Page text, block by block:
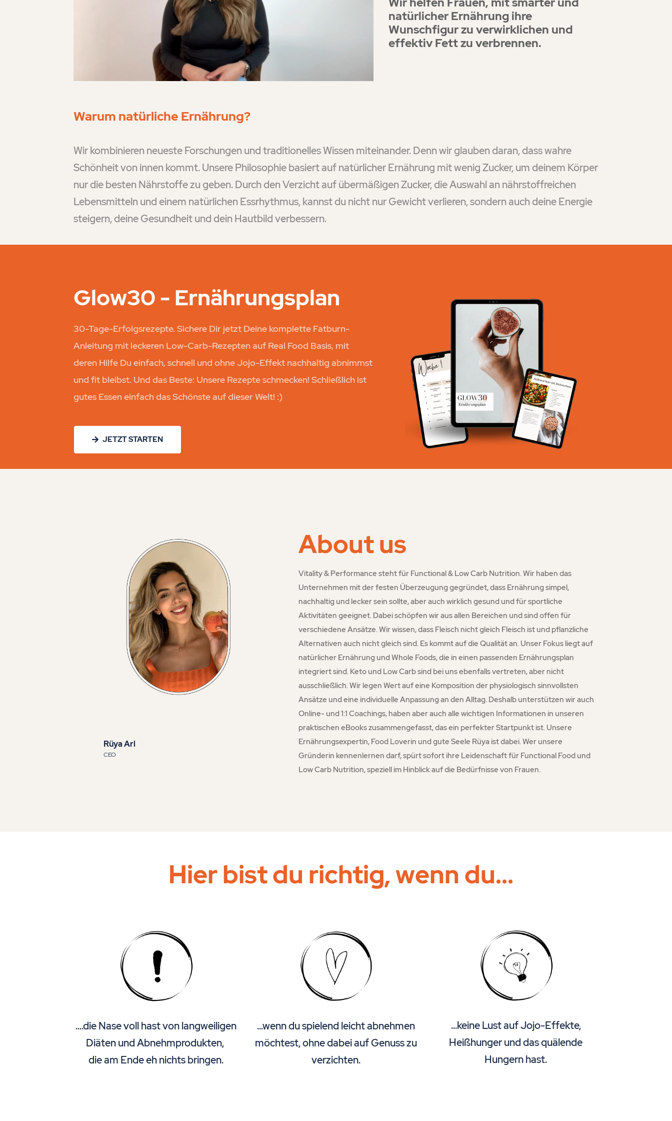
natürlicher Ernährung ihre
Wunschfigur zu verwirklichen und
effektiv Fett zu verbrennen.
Warum natürliche Ernährung?
Wir kombinieren neueste Forschungen und traditionelles Wissen miteinander. Denn wir glauben daran, dass wahre
Schönheit von innen kommt. Unsere Philosophie basiert auf natürlicher Ernährung mit wenig Zucker, um deinem Körper
nur die besten Nährstoffe zu geben. Durch den Verzicht auf übermäßigen Zucker, die Auswahl an nährstoffreichen
Lebensmitteln und einem natürlichen Essrhythmus, kannst du nicht nur Gewicht verlieren, sondern auch deine Energie
steigern, deine Gesundheit und dein Hautbild verbessern.
Glow30 - Ernährungsplan
30-Tage-Erfolgsrezepte. Sichere Dir jetzt Deine komplette Fatburn-
Anleitung mit leckeren Low-Carb-Rezepten auf Real Food Basis, mit
deren Hilfe Du einfach, schnell und ohne Jojo-Effekt nachhaltig abnimmst
und fit bleibst. Und das Beste: Unsere Rezepte schmecken! Schließlich ist
gutes Essen einfach das Schönste auf dieser Welt! :)
JETZT STARTEN
Rüya Ari
CEO
About us
Vitality & Performance steht für Functional & Low Carb Nutrition. Wir haben das
Unternehmen mit der festen Überzeugung gegründet, dass Ernährung simpel,
nachhaltig und lecker sein sollte, aber auch wirklich gesund und für sportliche
Aktivitäten geeignet. Dabei schöpfen wir aus allen Bereichen und sind offen für
verschiedene Ansätze. Wir wissen, dass Fleisch nicht gleich Fleisch ist und pflanzliche
Alternativen auch nicht gleich sind. Es kommt auf die Qualität an. Unser Fokus liegt auf
natürlicher Ernährung und Whole Foods, die in einen passenden Ernährungsplan
integriert sind. Keto und Low Carb sind bei uns ebenfalls vertreten, aber nicht
ausschließlich. Wir legen Wert auf eine Komposition der physiologisch sinnvollsten
Ansätze und eine individuelle Anpassung an den Alltag. Deshalb unterstützen wir auch
Online- und 1:1 Coachings, haben aber auch alle wichtigen Informationen in unseren
praktischen eBooks zusammengefasst, das ein perfekter Startpunkt ist. Unsere
Ernährungsexpertin, Food Loverin und gute Seele Rüya ist dabei. Wer unsere
Gründerin kennenlernen darf, spürt sofort ihre Leidenschaft für Functional Food und
Low Carb Nutrition, speziell im Hinblick auf die Bedürfnisse von Frauen.
Hier bist du richtig, wenn du...
....die Nase voll hast von langweiligen
Diäten und Abnehmprodukten,
die am Ende eh nichts bringen.
...wenn du spielend leicht abnehmen
möchtest, ohne dabei auf Genuss zu
verzichten.
...keine Lust auf Jojo-Effekte,
Heißhunger und das quälende
Hungern hast.